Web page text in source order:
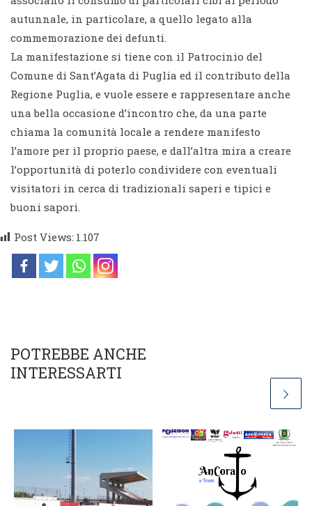
autunnale, in particolare, a quello legato alla
commemorazione dei defunti.
La manifestazione si tiene con il Patrocinio del
Comune di Sant’Agata di Puglia ed il contributo della
Regione Puglia, e vuole essere e rappresentare anche
una bella occasione d’incontro che, da una parte
chiama la comunità locale a rendere manifesto
l’amore per il proprio paese, e dall’altra mira a creare
l’opportunità di poterlo condividere con eventuali
visitatori in cerca di tradizionali saperi e tipici e
buoni sapori.
Post Views: 1.107
POTREBBE ANCHE
INTERESSARTI